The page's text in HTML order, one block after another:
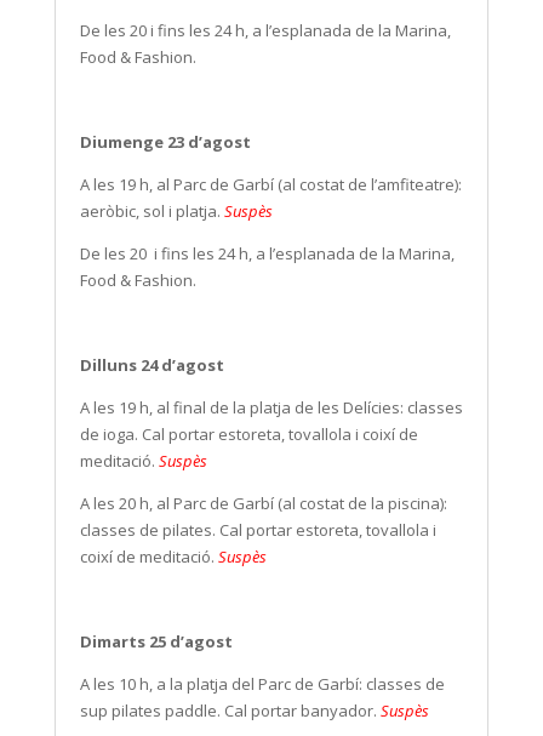
De les 20 i fins les 24 h, a l’esplanada de la Marina,
Food & Fashion.
Diumenge 23 d’agost
A les 19 h, al Parc de Garbí (al costat de l’amfiteatre):
aeròbic, sol i platja. Suspès
De les 20 i fins les 24 h, a l’esplanada de la Marina,
Food & Fashion.
Dilluns 24 d’agost
A les 19 h, al final de la platja de les Delícies: classes
de ioga. Cal portar estoreta, tovallola i coixí de
meditació. Suspès
A les 20 h, al Parc de Garbí (al costat de la piscina):
classes de pilates. Cal portar estoreta, tovallola i
coixí de meditació. Suspès
Dimarts 25 d’agost
A les 10 h, a la platja del Parc de Garbí: classes de
sup pilates paddle. Cal portar banyador. Suspès